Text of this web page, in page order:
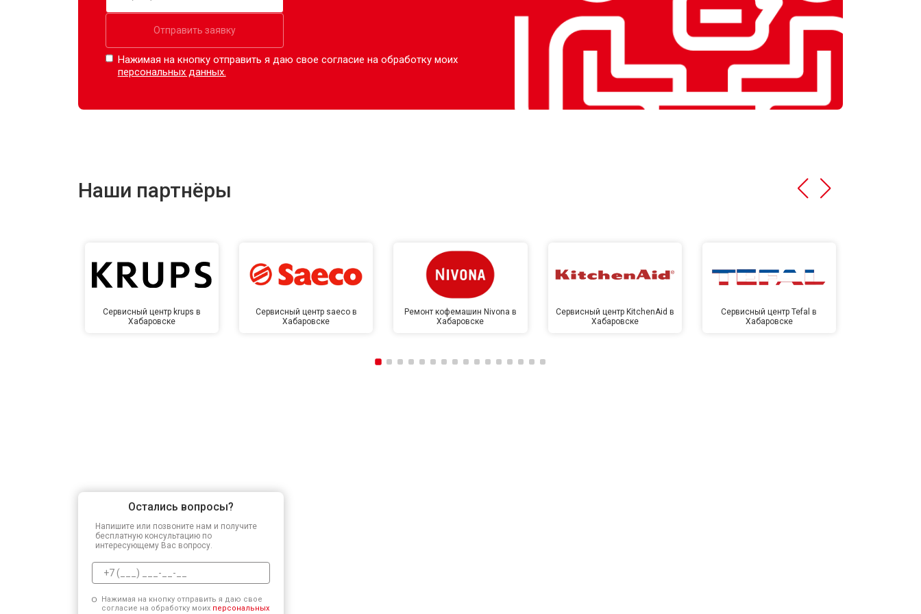
Отправить заявку
Нажимая на кнопку отправить я даю свое согласие на обработку моих
персональных данных.
Наши партнёры
Сервисный центр krups в
Хабаровске
Сервисный центр saeco в
Хабаровске
Ремонт кофемашин Nivona в
Хабаровске
Сервисный центр KitchenAid в
Хабаровске
Сервисный центр Tefal в
Хабаровске
Остались вопросы?
Напишите или позвоните нам и получите
бесплатную консультацию по
интересующему Вас вопросу.
Нажимая на кнопку отправить я даю свое
согласие на обработку моих персональных